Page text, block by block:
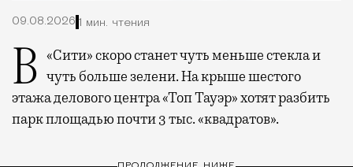
09.08.2026 1 мин. чтения
В «Сити» скоро станет чуть меньше стекла и чуть больше зелени. На крыше шестого
этажа делового центра «Топ Тауэр» хотят разбить
парк площадью почти 3 тыс. «квадратов».